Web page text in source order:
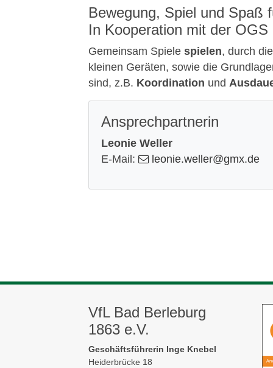
Bewegung, Spiel und Spaß
In Kooperation mit der
Gemeinsam Spiele spielen, durch
kleinen Geräten, sowie die
sind, z.B. Koordination und
Ansprechpartnerin
Leonie Weller
E-Mail:
leonie.weller@gmx.de
VfL Bad Berleburg
1863 e.V.
Geschäftsführerin Inge Knebel
Heiderbrücke 18